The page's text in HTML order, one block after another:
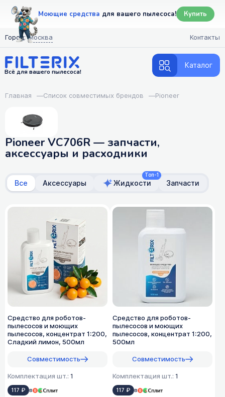
Моющие средства для вашего пылесоса! Купить
Город: Москва Контакты
Всё для вашего пылесоса!
Каталог
Главная —Список совместимых брендов —Pioneer
Pioneer VC706R — запчасти,
аксессуары и расходники
Все Аксессуары
Топ-1
Жидкости Запчасти
Средство для роботов-
пылесосов и моющих
пылесосов, концентрат 1:200,
Сладкий лимон, 500мл
Совместимость
Комплектация шт.: 1
117 ₽ в
Средство для роботов-
пылесосов и моющих
пылесосов, концентрат 1:200,
500мл
Совместимость
Комплектация шт.: 1
117 ₽ в